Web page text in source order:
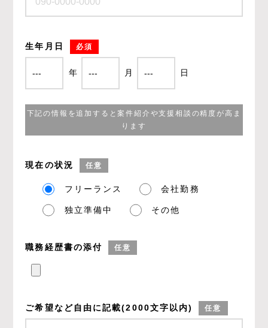
生年月日 必須
年 月 日
下記の情報を追加すると案件紹介や支援相談の精度が高ま
ります
現在の状況 任意
フリーランス 会社勤務
独立準備中 その他
職務経歴書の添付 任意
ご希望など自由に記載(2000文字以内) 任意